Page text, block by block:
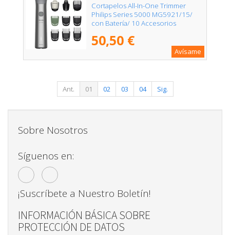
Cortapelos All-In-One Trimmer
Philips Series 5000 MG5921/15/
con Batería/ 10 Accesorios
50,50 €
Avísame
Ant. 01 02 03 04 Sig.
Sobre Nosotros
Síguenos en:
¡Suscríbete a Nuestro Boletín!
INFORMACIÓN BÁSICA SOBRE
PROTECCIÓN DE DATOS